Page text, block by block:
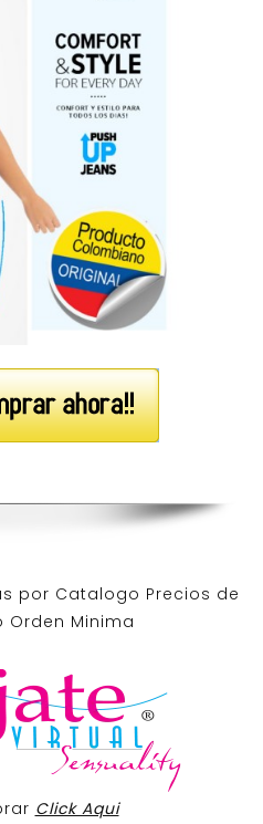
por Catalogo Precios de
Orden Minima
Click Aqui